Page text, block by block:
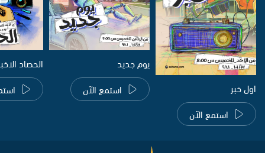
اول خبر
استمع الآن
يوم جديد
استمع الآن
الحصاد